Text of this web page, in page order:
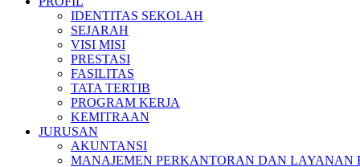
IDENTITAS SEKOLAH
SEJARAH
VISI MISI
PRESTASI
FASILITAS
TATA TERTIB
PROGRAM KERJA
KEMITRAAN
JURUSAN
AKUNTANSI
MANAJEMEN PERKANTORAN DAN LAYANAN